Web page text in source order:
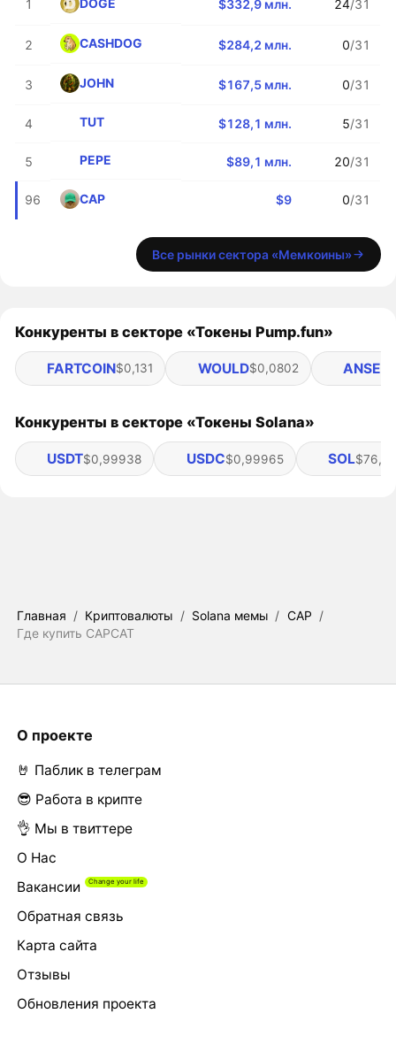
1 DOGE $332,9 млн. 24/31
2 CASHDOG $284,2 млн. 0/31
3 JOHN $167,5 млн. 0/31
4 TUT $128,1 млн. 5/31
5 PEPE $89,1 млн. 20/31
96 CAP $9 0/31
Все рынки сектора «Мемкоины»
Конкуренты в секторе «Токены Pump.fun»
FARTCOIN$0,131 WOULD$0,0802 ANSEM
Конкуренты в секторе «Токены Solana»
USDT$0,99938 USDC$0,99965 SOL$76,3
Главная / Криптовалюты / Solana мемы / CAP /
Где купить CAPCAT
О проекте
🤘 Паблик в телеграм
😎 Работа в крипте
👌 Мы в твиттере
О Нас
Вакансии
Обратная связь
Карта сайта
Отзывы
Обновления проекта